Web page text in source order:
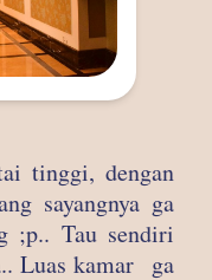
tinggi, dengan
sayangnya ga
;p.. Tau sendiri
Luas kamar ga